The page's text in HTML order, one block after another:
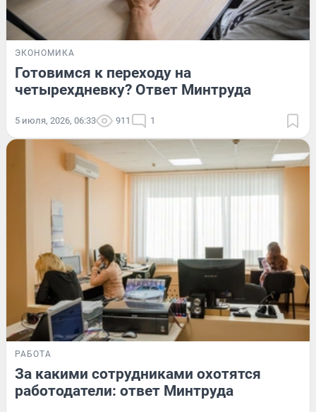
ЭКОНОМИКА
Готовимся к переходу на
четырехдневку? Ответ Минтруда
5 июля, 2026, 06:33 911 1
РАБОТА
За какими сотрудниками охотятся
работодатели: ответ Минтруда